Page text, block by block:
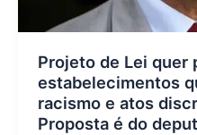
Projeto de Lei quer
estabelecimentos
racismo e atos
Proposta é do